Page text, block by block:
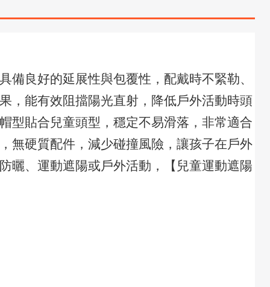
良好的延展性與包覆性，配戴時不緊勒、
，能有效阻擋陽光直射，降低戶外活動時頭
型貼合兒童頭型，穩定不易滑落，非常適合
無硬質配件，減少碰撞風險，讓孩子在戶外
曬、運動遮陽或戶外活動，【兒童運動遮陽